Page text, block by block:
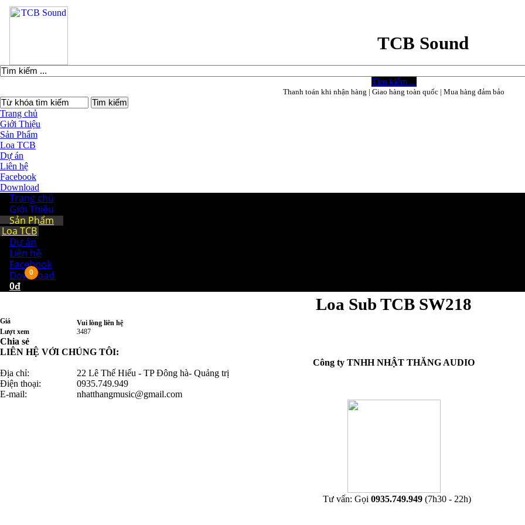
TCB Sound
Tìm kiếm ...
Thanh toán khi nhận hàng | Giao hàng toàn quốc | Mua hàng đảm bảo
Trang chủ
Giới Thiệu
Sản Phẩm
Loa TCB
Dự án
Liên hệ
Facebook
Download
Trang chủ
Giới Thiệu
Sản Phẩm
Loa TCB
Dự án
Liên hệ
Facebook
Download
0
0đ
Loa Sub TCB SW218
Giá
Vui lòng liên hệ
Lượt xem
3487
Chia sẻ
LIÊN HỆ VỚI CHÚNG TÔI:
Công ty TNHH NHẬT THĂNG AUDIO
Địa chỉ:
22 Lê Thế Hiếu - TP Đông hà- Quảng trị
Điện thoại:
0935.749.949
E-mail:
nhatthangmusic@gmail.com
Tư vấn: Gọi 0935.749.949(7h30 - 22h)